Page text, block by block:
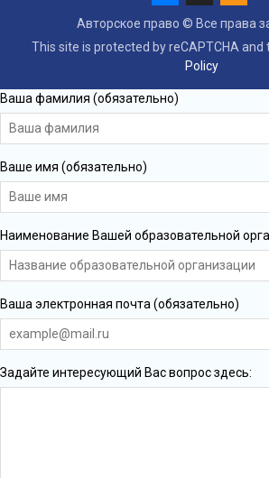
Авторское право © Все права
This site is protected by reCAPTCHA and
Policy
Ваша фамилия (обязательно)
Ваше имя (обязательно)
Наименование Вашей образовательной
Ваша электронная почта (обязательно)
Задайте интересующий Вас вопрос здесь: